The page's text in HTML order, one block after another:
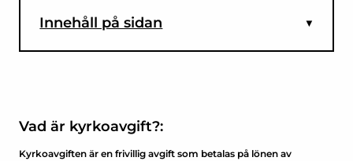
Vad är kyrkoavgift?:
Kyrkoavgiften är en frivillig avgift som betalas på lönen av
Innehåll på sidan ▼